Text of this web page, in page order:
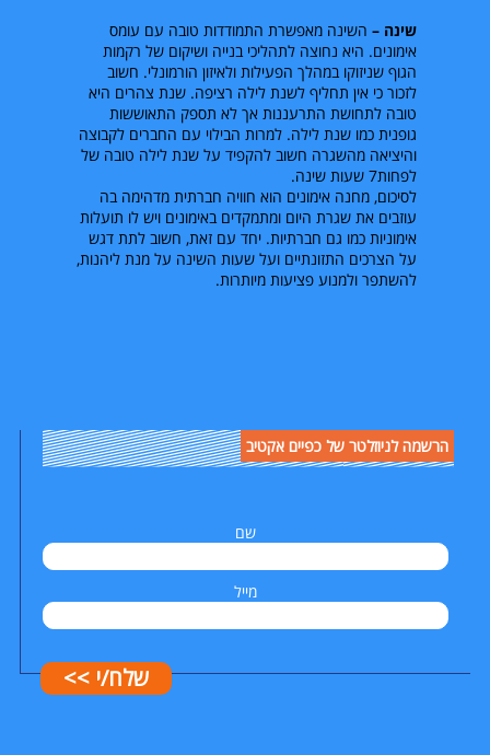
שינה – השינה מאפשרת התמודדות טובה עם עומס
אימונים. היא נחוצה לתהליכי בנייה ושיקום של רקמות
הגוף שניזוקו במהלך הפעילות ולאיזון הורמונלי. חשוב
לזכור כי אין תחליף לשנת לילה רציפה. שנת צהרים היא
טובה לתחושת התרעננות אך לא תספק התאוששות
גופנית כמו שנת לילה. למרות הבילוי עם החברים לקבוצה
והיציאה מהשגרה חשוב להקפיד על שנת לילה טובה של
לפחות7 שעות שינה.
לסיכום, מחנה אימונים הוא חוויה חברתית מדהימה בה
עוזבים את שגרת היום ומתמקדים באימונים ויש לו תועלות
אימוניות כמו גם חברתיות. יחד עם זאת, חשוב לתת דגש
על הצרכים התזונתיים ועל שעות השינה על מנת ליהנות,
להשתפר ולמנוע פציעות מיותרות.
הרשמה לניוזלטר של כפיים אקטיב
שם
מייל
שלח/י >>